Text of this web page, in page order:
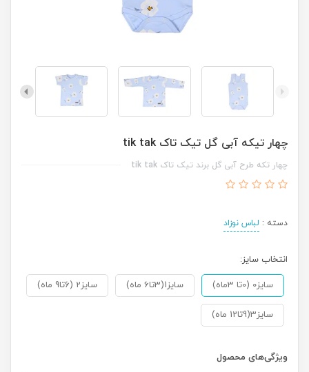
چهار تیکه آبی گل تیک تاک tik tak
چهار تکه طرح آبی گل برند تیک تاک tik tak
دسته : لباس نوزاد
انتخاب سایز:
سایز0 (0تا 3ماه) سایز1(3تا6 ماه) سایز2 (6تا9 ماه)
سایز3(9تا12 ماه)
ویژگی‌های محصول